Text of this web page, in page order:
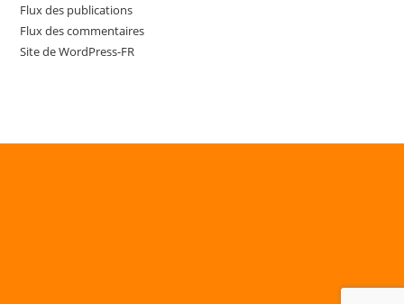
Flux des publications
Flux des commentaires
Site de WordPress-FR